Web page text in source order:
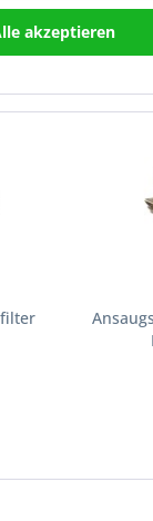
akzeptieren